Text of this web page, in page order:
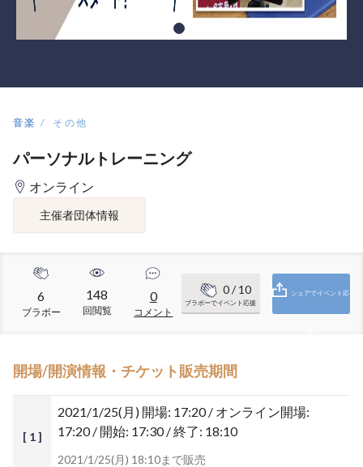
音楽 その他
パーソナルトレーニング
オンライン
主催者団体情報
6
ブラボー
148
回閲覧
0
コメント
0/ 10
ブラボーでイベント応援
シェアでイベント応
開場/開演情報・チケット販売期間
[ 1 ]
2021/1/25(月) 開場: 17:20 / オンライン開場:
17:20 / 開始: 17:30 / 終了: 18:10
2021/1/25(月) 18:10まで販売